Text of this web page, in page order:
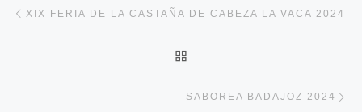
XIX FERIA DE LA CASTAÑA DE CABEZA LA VACA 2024
SABOREA BADAJOZ 2024